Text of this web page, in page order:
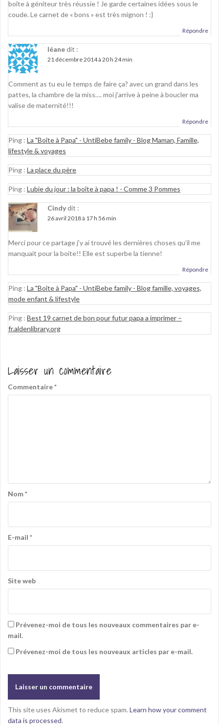
boîte à géniteur très réussie ! Je garde certaines idées sous le
coude. Le carnet de « bons » est très mignon ! :}
Répondre
léanedit :
21 décembre 2014 à 20 h 24 min
Comment as tu eu le temps de faire ça? avec un grand dans les
pattes, la chambre de la miss…. moi j’arrive à peine à boucler ma
valise de maternité!!!
Répondre
Ping : La "Boîte à Papa" - UntiBebe family - Blog Maman, Famille,
lifestyle & voyages
Ping : La place du père
Ping : Lubie du jour : la boîte à papa ! - Comme 3 Pommes
Cindydit :
26 avril 2018 à 17 h 56 min
Merci pour ce partage j’y ai trouvé les dernières choses qu’il me
manquait pour la boite!! Elle est superbe la tienne!
Répondre
Ping : La "Boîte à Papa" - UntiBebe family - Blog famille, voyages,
mode enfant & lifestyle
Ping : Best 19 carnet de bon pour futur papa a imprimer –
fr.aldenlibrary.org
Laisser un commentaire
Commentaire*
Nom*
E-mail *
Site web
Prévenez-moi de tous les nouveaux commentaires par e-
mail.
Prévenez-moi de tous les nouveaux articles par e-mail.
This site uses Akismet to reduce spam. Learn how your comment
data is processed.